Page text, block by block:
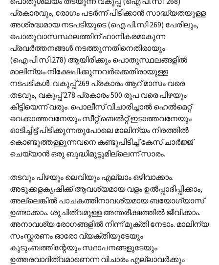
പ്രകാരവും, രോഗം പടര്‍ന്ന് പിടിക്കാന്‍ സാദ്ധ്യതയുള്ള
അശ്രദ്ധമായ നടപടിയുടെ (ഐ.പി.സി 269) പേരിലും,
പൊതുവാസസ്ഥലത്തിന് ഹാനികരമാകുന്ന
പ്രവര്‍ത്തനങ്ങള്‍ നടത്തുന്നതിനെതിരായും
(ഐ.പി.സി.278) ആയിരിക്കും പൊതുസ്ഥലങ്ങളില്‍
മാലിന്യം നിക്ഷേപിക്കുന്നവര്‍ക്കെതിരായുള്ള
നടപടികള്‍. വകുപ്പ് 269 പ്രകാരം ആറ് മാസം വരെ
തടവും, വകുപ്പ് 278 പ്രകാരം 500 രൂപ വരെ പിഴയും
കിട്ടിയെന്ന് വരും. പൊലീസ് വിചാരിച്ചാല്‍ ഹെല്‍മെറ്റ്
വെക്കാത്തവനേയും സീറ്റ് ബെല്‍റ്റ് ഇടാത്തവനേയും
ഓടിച്ചിട്ട് പിടിക്കുന്നതുപോലെ മാലിന്യം നിരത്തില്‍
കൊണ്ടുത്തള്ളുന്നവനെ കണ്ടുപിടിച്ച് കേസ് ചാര്‍ജ്ജ്
ചെയ്യാന്‍ ഒരു ബുദ്ധിമുട്ടുമില്ലെന്ന് സാരം.
തടവും പിഴയും ലെവിയും എല്ലാം ഒഴിവാക്കാം.
അടുക്കളകൃഷിക്ക് ആവശ്യമായ വളം ഉല്‍പ്പാദിപ്പിക്കാം,
അല്ലെങ്കില്‍ പാചകത്തിനാവശ്യമായ ബയോഗ്യാസ്
ഉണ്ടാക്കാം. ശുചിത്വമുള്ള അന്തരീക്ഷത്തില്‍ ജീവിക്കാം.
അനാവശ്യ രോഗങ്ങളില്‍ നിന്ന് മുക്തി നേടാം. മാലിന്യ
സംസ്ക്കരണം ഓരോ വ്യക്തിയുടേയും
കുടുംബത്തിന്റേയും സ്ഥാപനങ്ങളുടേയും
ഉത്തരവാദിത്വമാണെന്ന വിചാരം എല്ലാവര്‍ക്കും